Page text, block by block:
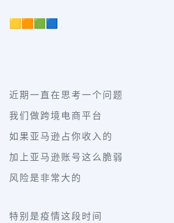
🟨🟧🟩🟦
近期一直在思考一个问题
我们做跨境电商平台
如果亚马逊占你收入的
加上亚马逊账号这么脆弱
风险是非常大的
特别是疫情这段时间